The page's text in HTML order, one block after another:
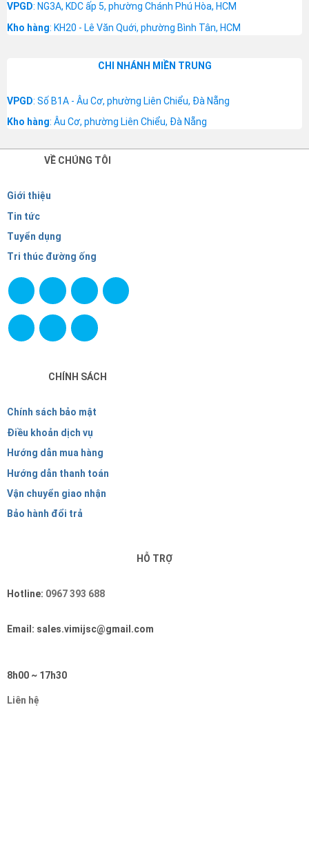
VPGD: NG3A, KDC ấp 5, phường Chánh Phú Hòa, HCM
Kho hàng: KH20 - Lê Văn Quới, phường Bình Tân, HCM
CHI NHÁNH MIỀN TRUNG
VPGD: Số B1A - Âu Cơ, phường Liên Chiểu, Đà Nẵng
Kho hàng: Âu Cơ, phường Liên Chiểu, Đà Nẵng
VỀ CHÚNG TÔI
Giới thiệu
Tin tức
Tuyển dụng
Tri thúc đường ống
CHÍNH SÁCH
Chính sách bảo mật
Điều khoản dịch vụ
Hướng dẫn mua hàng
Hướng dẫn thanh toán
Vận chuyển giao nhận
Bảo hành đổi trả
HỖ TRỢ
Hotline: 0967 393 688
Email: sales.vimijsc@gmail.com
8h00 ~ 17h30
Liên hệ